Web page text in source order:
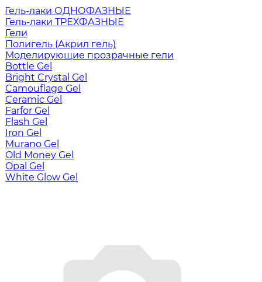
Гель-лаки ОДНОФАЗНЫЕ
Гель-лаки ТРЕХФАЗНЫЕ
Гели
Полигель (Акрил гель)
Моделирующие прозрачные гели
Bottle Gel
Bright Crystal Gel
Camouflage Gel
Ceramic Gel
Farfor Gel
Flash Gel
Iron Gel
Murano Gel
Old Money Gel
Opal Gel
White Glow Gel